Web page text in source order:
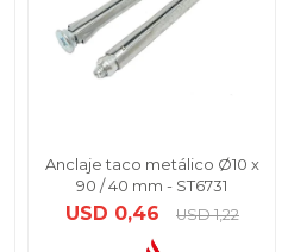
Anclaje taco metálico Ø10 x
90 / 40 mm - ST6731
USD 0,46 USD 1,22